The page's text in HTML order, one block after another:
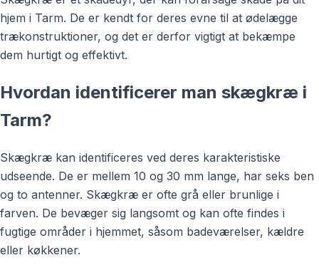
hjem i Tarm. De er kendt for deres evne til at ødelægge
trækonstruktioner, og det er derfor vigtigt at bekæmpe
dem hurtigt og effektivt.
Hvordan identificerer man skægkræ i
Tarm?
Skægkræ kan identificeres ved deres karakteristiske
udseende. De er mellem 10 og 30 mm lange, har seks ben
og to antenner. Skægkræ er ofte grå eller brunlige i
farven. De bevæger sig langsomt og kan ofte findes i
fugtige områder i hjemmet, såsom badeværelser, kældre
eller køkkener.